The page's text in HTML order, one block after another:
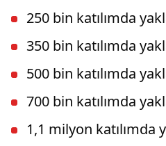
250 bin katılımda
350 bin katılımda
500 bin katılımda
700 bin katılımda
1,1 milyon katılımda